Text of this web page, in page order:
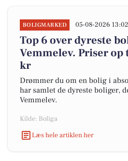
BOLIGMARKED 05-08-2026 13:02
Top 6 over dyreste
Vemmelev. Priser op
kr
Drømmer du om en bolig i
har samlet de dyreste boliger,
Vemmelev.
Kilde: Boliga
Læs hele artiklen her